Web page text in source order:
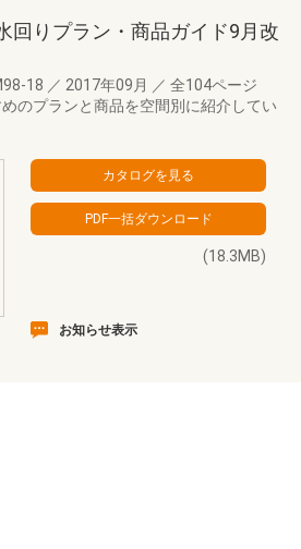
回りプラン・商品ガイド9月改
18 ／ 2017年09月 ／ 全104ページ
のプランと商品を空間別に紹介してい
(18.3MB)
お知らせ表示